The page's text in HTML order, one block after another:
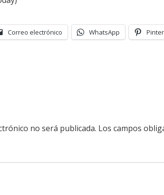
Correo electrónico WhatsApp
no será publicada. Los campos